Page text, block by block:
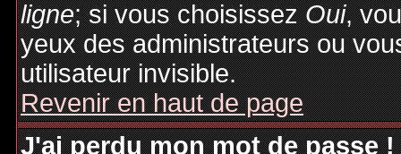
ligne; si vous choisissezOui,
yeux des administrateurs ou
utilisateur invisible.
Revenir en haut de page
J'ai perdu mon mot de passe !